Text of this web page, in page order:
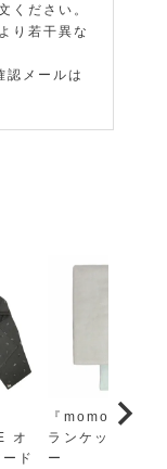
ください。
り若干異な
メールは
オ
ド
『momo-モモ』
ランケット レギ
ー